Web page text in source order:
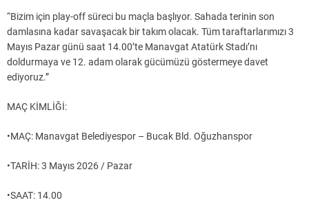
“Bizim için play-off süreci bu maçla başlıyor. Sahada terinin son
damlasına kadar savaşacak bir takım olacak. Tüm taraftarlarımızı 3
Mayıs Pazar günü saat 14.00’te Manavgat Atatürk Stadı’nı
doldurmaya ve 12. adam olarak gücümüzü göstermeye davet
ediyoruz.”
MAÇ KİMLİĞİ:
•MAÇ: Manavgat Belediyespor – Bucak Bld. Oğuzhanspor
•TARİH: 3 Mayıs 2026 / Pazar
•SAAT: 14.00